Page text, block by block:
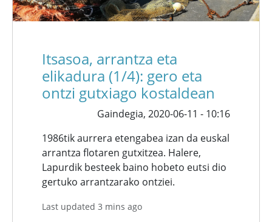
Itsasoa, arrantza eta
elikadura (1/4): gero eta
ontzi gutxiago kostaldean
Gaindegia, 2020-06-11 - 10:16
1986tik aurrera etengabea izan da euskal
arrantza flotaren gutxitzea. Halere,
Lapurdik besteek baino hobeto eutsi dio
gertuko arrantzarako ontziei.
Last updated 3 mins ago